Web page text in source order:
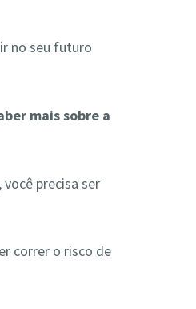
no seu futuro
mais sobre a
precisa ser
correr o risco de